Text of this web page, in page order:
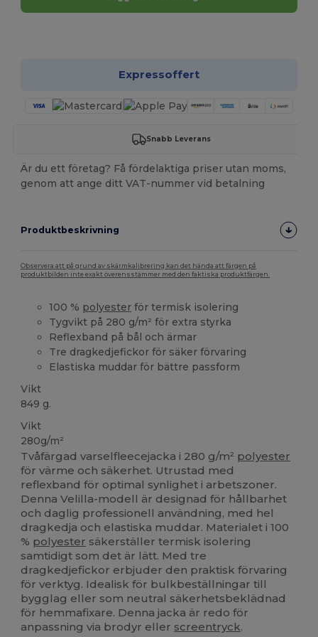
Expressoffert
Snabb Leverans
Är du ett företag? Få fördelaktiga priser utan moms,
genom att ange ditt VAT-nummer vid betalning
Produktbeskrivning
Observera att på grund av skärmkalibrering kan det hända att färgen på
produktbilden inte exakt överensstämmer med den faktiska produktfärgen.
100 % polyester för termisk isolering
Tygvikt på 280 g/m² för extra styrka
Reflexband på bål och ärmar
Tre dragkedjefickor för säker förvaring
Elastiska muddar för bättre passform
Vikt
849 g.
Vikt
280g/m²
Tvåfärgad varselfleecejacka i 280 g/m² polyester
för värme och säkerhet. Utrustad med
reflexband för optimal synlighet i arbetszoner.
Denna Velilla-modell är designad för hållbarhet
och daglig professionell användning, med hel
dragkedja och elastiska muddar. Materialet i 100
% polyester säkerställer termisk isolering
samtidigt som det är lätt. Med tre
dragkedjefickor erbjuder den praktisk förvaring
för verktyg. Idealisk för bulkbeställningar till
bygglag eller som neutral säkerhetsbeklädnad
för hemmafixare. Denna jacka är redo för
anpassning via brodyr eller screentryck.